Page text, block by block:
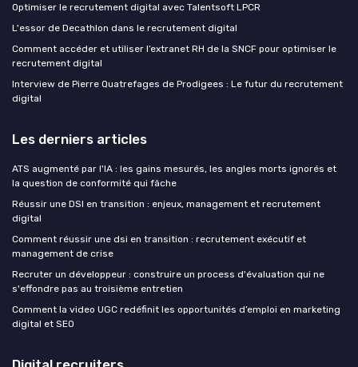
Optimiser le recrutement digital avec Talentsoft LPCR
L'essor de Decathlon dans le recrutement digital
Comment accéder et utiliser l’extranet RH de la SNCF pour optimiser le
recrutement digital
Interview de Pierre Quatrefages de Prodigees : Le futur du recrutement
digital
Les derniers articles
ATS augmenté par l'IA : les gains mesurés, les angles morts ignorés et
la question de conformité qui fâche
Réussir une DSI en transition : enjeux, management et recrutement
digital
Comment réussir une dsi en transition : recrutement exécutif et
management de crise
Recruter un développeur : construire un process d'évaluation qui ne
s'effondre pas au troisième entretien
Comment la video UGC redéfinit les opportunités d’emploi en marketing
digital et SEO